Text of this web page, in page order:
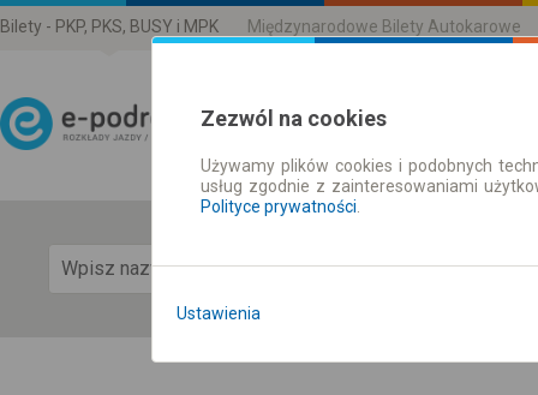
Bilety - PKP, PKS, BUSY i MPK Międzynarodowe Bilety Autokarowe
Rozkład Jazdy | Bilety
Zezwól na cookies
Używamy plików cookies i podobnych
usług zgodnie z zainteresowaniami
Polityce prywatności
Ustawienia